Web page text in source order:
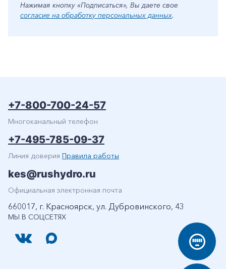
Нажимая кнопку «Подписаться», Вы даете свое
согласие на обработку персональных данных.
МЫ В СОЦСЕТЯХ
+7-800-700-24-57
Многоканальный телефон
+7-495-785-09-37
Линия доверия Правила работы
kes@rushydro.ru
Официальная электронная почта
660017, г. Красноярск, ул. Дубровинского, 43